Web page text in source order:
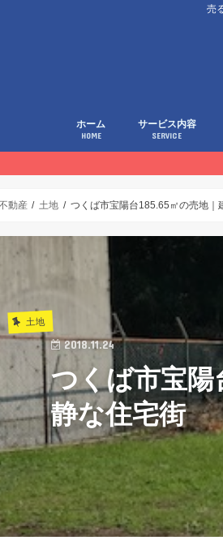
売
ホーム
HOME
サービス内容
SERVICE
動産 土地 つくば市宝陽台185.65㎡の売地｜
土地
2018.11.24
つくば市宝陽
静な住宅街